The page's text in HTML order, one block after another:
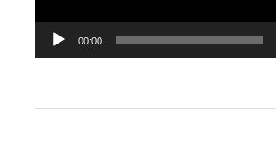
00:00